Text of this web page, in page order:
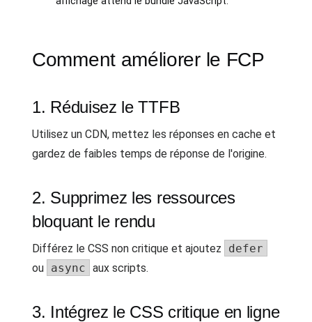
Comment améliorer le FCP
1. Réduisez le TTFB
Utilisez un CDN, mettez les réponses en cache et
gardez de faibles temps de réponse de l'origine.
2. Supprimez les ressources
bloquant le rendu
Différez le CSS non critique et ajoutez
defer
ou async aux scripts.
3. Intégrez le CSS critique en ligne